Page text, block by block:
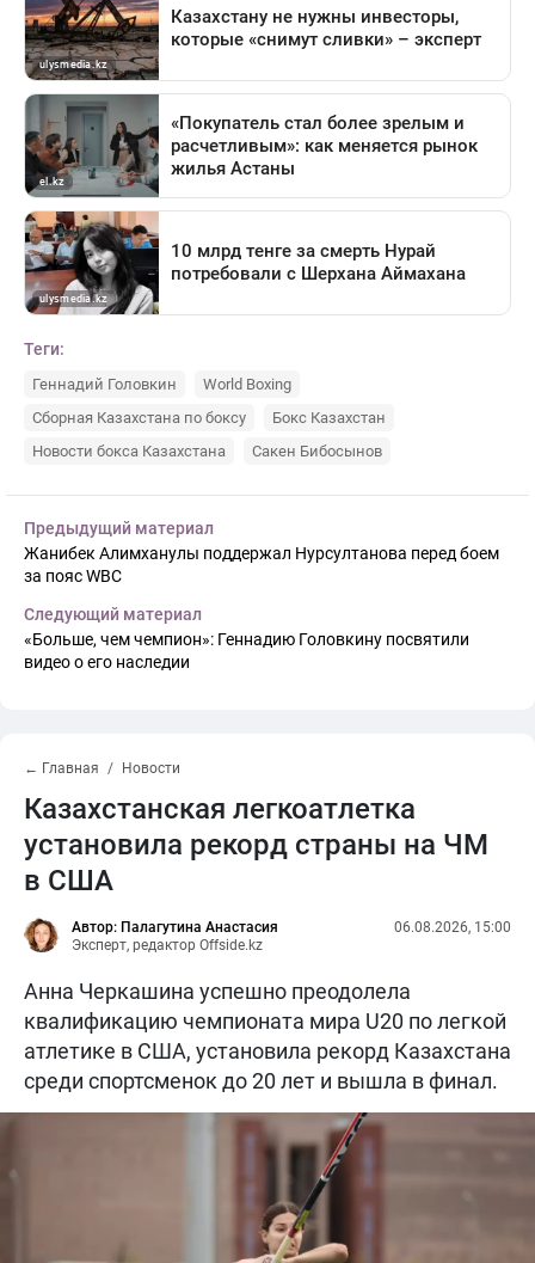
Теги:
Геннадий Головкин
World Boxing
Сборная Казахстана по боксу
Бокс Казахстан
Новости бокса Казахстана
Сакен Бибосынов
Предыдущий материал
Жанибек Алимханулы поддержал Нурсултанова перед боем
за пояс WBC
Следующий материал
«Больше, чем чемпион»: Геннадию Головкину посвятили
видео о его наследии
← Главная Новости
Казахстанская легкоатлетка
установила рекорд страны на ЧМ
в США
Автор: Палагутина Анастасия
Эксперт, редактор Offside.kz
06.08.2026, 15:00
Анна Черкашина успешно преодолела
квалификацию чемпионата мира U20 по легкой
атлетике в США, установила рекорд Казахстана
среди спортсменок до 20 лет и вышла в финал.